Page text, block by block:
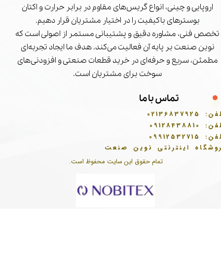
تمام حقوق این سایت محفوظ است.
اروپایی و چینی، انواع گریس‌های مقاوم در برابر حرارت و اکتان
بوسترهای باکیفیت را در اختیار مشتریان قرار دهیم.
تخصص فنی، مشاوره دقیق و پشتیبانی مستمر از اصولی است که
نوین صنعت بر پایه آن فعالیت می‌کند. هدف ما ایجاد تجربه‌ای
مطمئن، سریع و حرفه‌ای در خرید قطعات صنعتی و افزودنی‌های
سوخت برای مشتریان است.
تماس با ما
02136837925
09128438810
09912532715
اینترنتی نوین صنعت